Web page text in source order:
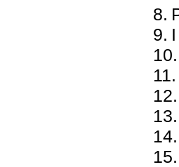
8.
9.